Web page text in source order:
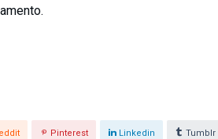
Pinterest Linkedin Tumblr